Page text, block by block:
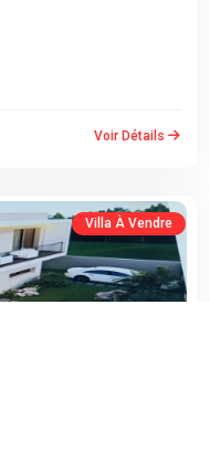
Voir Détails
Villa À Vendre